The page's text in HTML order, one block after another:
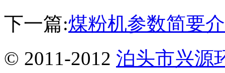
下一篇:煤粉机参数简要
© 2011-2012 泊头市兴源